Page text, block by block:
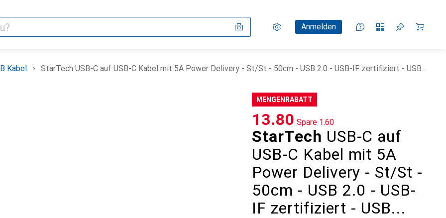
Einstellungen
KundenkontoAnmelden
Vergleichslisten
Merklisten
Warenkorb
Kabel StarTech USB-C auf USB-C Kabel mit 5A Power Delivery - St/St - 50cm - USB 2.0 - USB-IF zertifiziert - USB...
MENGENRABATT
StarTech USB-C auf
USB-C Kabel mit 5A
Power Delivery - St/St -
50cm - USB 2.0 - USB-
IF zertifiziert - USB...
CHF
13.80 Spare CHF
1.60